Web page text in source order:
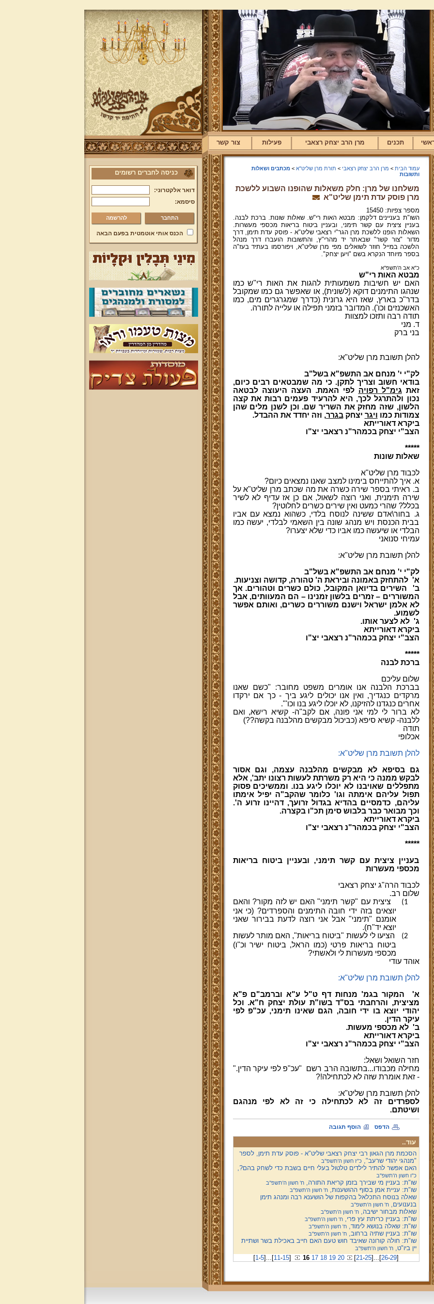
תכנים מרן הרב יצחק רצאבי פעילות צור קשר
עמוד הבית > מרן הרב יצחק רצאבי > תורת מרן שליט"א >מכתבים ושאלות
ותשובות
משלחנו של מרן: חלק משאלות שהופנו השבוע ללשכת
מרן פוסק עדת תימן שליט"א
מספר צפיות: 15450
השו"ת בעניינים דלקמן: מבטא האות רי"ש. שאלות שונות. ברכת לבנה.
בעניין ציצית עם קשר תימני, ובעניין ביטוח בריאות מכספי מעשרות.
השאלות הופנו ללשכת מרן הגר"י רצאבי שליט"א - פוסק עדת תימן, דרך
מדור "צור קשר" שבאתר יד מהרי"ץ, והתשובות הועברו דרך מנהל
הלשכה במייל חוזר לשואלים מפי מרן שליט"א, ויפורסמו בעתיד בעז"ה
בספר מיוחד הנקרא בשם "ויען יצחק".
כ"א אב ה'תשפ''א
מבטא האות רי"ש
האם יש חשיבות משמעותית להגות את האות רי"ש כמו
שנהגו התימנים דוקא (לשונית), או שאפשר גם כמו שמקובל
בדר"כ בארץ, שאז היא גרונית (כדרך שמגרגרים מים, כמו
האשכנזים וכו'). המדובר בזמני תפילה או עלייה לתורה.
תודה רבה ותזכו למצוות
ד. מני
בני ברק
להלן תשובת מרן שליט"א:
לק"י י' מנחם אב התשפ"א בשל"ב
בודאי חשוב וצריך לתקן. כי מה שמבטאים רבים כיום,
זאת גימ"ל רפויה לפי האמת. העצה היעוצה לבטאה
נכון ולהתרגל לכך, היא להרעיד פעמים רבות את קצה
הלשון, שזה מחזק את השריר שם. וכן לשנן מלים שהן
צמודות כמו ויגר יצחקבגרר, וזה יחדד את ההבדל.
ביקרא דאורייתא
הצב"י יצחק בכמהר"נ רצאבי יצ"ו
*****
שאלות שונות
לכבוד מרן שליט"א
א. איך להתייחס בימינו למצב שאנו נמצאים כיום?
ב. ראיתי בספר שירה כשרה את מה שכתב מרן שליט"א על
שירה תימנית, ואני רוצה לשאול, אם כן אז עדיף לא לשיר
בכלל? שהרי כמעט ואין שירים כשרים לחלוטין?
ג. בחור\אדם ששינה לנוסח בלדי, כשהוא נמצא עם אביו
בבית הכנסת ויש מנהג שונה בין השאמי לבלדי, יעשה כמו
הבלדי או שיעשה כמו אביו כדי שלא יצערו?
עמיחי סנואני
להלן תשובת מרן שליט"א:
לק"י י' מנחם אב התשפ"א בשל"ב
א' להתחזק באמונה וביראת ה' טהורה, קדושה וצניעות.
ב'
השירים בדיואן המקובל, כולם כשרים וטהורים. אך
המשוררים – זמרים בלשון זמנינו – הם המעוותים, אבל
לא אלמן ישראל וישנם משוררים כשרים, ואותם אפשר
לשמוע.
ג' לא לצער אותו.
ביקרא דאורייתא
הצב"י יצחק בכמהר"נ רצאבי יצ"ו
*****
ברכת לבנה
שלום עליכם
בברכת הלבנה אנו אומרים משפט מחובר: "כשם שאנו
מרקדים כנגדיך, ואין אנו יכולים ליגע ביך - כך אם ירקדו
אחרים כנגדנו להזיקנו, לא יוכלו ליגע בנו וכו'".
לא ברור לי למי אני פונה, אם לקב"ה- קשיא רישא, ואם
ללבנה- קשיא סיפא (כביכול מבקשים מהלבנה בקשה??)
תודה
אכלופי
להלן תשובת מרן שליט"א:
גם בסיפא לא מבקשים מהלבנה עצמה, וגם אסור
לבקש ממנה כי היא רק משרתת לעשות רצונו יתב', אלא
מתפללים שאויבנו לא יוכלו ליגע בנו. וממשיכים פסוק
תפול עליהם אימתה וגו' כלומר שהקב"ה יפיל אימתו
עליהם, כדמסיים בהדיא בגדול זרועך, דהיינו זרוע ה'.
וכך מבואר כבר בלבוש סימן תכ"ו בקצרה.
ביקרא דאורייתא
הצב"י יצחק בכמהר"נ רצאבי יצ"ו
*****
בעניין ציצית עם קשר תימני, ובעניין ביטוח בריאות
מכספי מעשרות
לכבוד הרה"ג יצחק רצאבי
שלום רב.
1)
ציצית עם "קשר תימני" האם יש לזה מקור? והאם
יוצאים בזה ידי חובה התימנים והספרדים? (כי אני
אומנם "תימני" אבל אני רוצה לדעת בבירור שאני
יוצא יד"ח).
2)
הציעו לי לעשות "ביטוח בריאות", האם מותר לעשות
ביטוח בריאות פרטי (כמו הראל, ביטוח ישיר וכ"ו)
מכספי מעשרות לי ולאשתי?
אוהד עודי
להלן תשובת מרן שליט"א:
א'
המקור בגמ' מנחות דף ט"ל ע"א וברמב"ם פ"א
מציצית, והרחבתי בס"ד בשו"ת עולת יצחק ח"א. וכל
יהודי יוצא בו ידי חובה, הגם שאינו תימני, עכ"פ לפי
עיקר הדין.
ב' לא מכספי מעשות.
ביקרא דאורייתא
הצב"י יצחק בכמהר"נ רצאבי יצ"ו
חזר השואל ושאל:
מחילה מכבודו...בתשובה הרב רשם
"עכ"פ לפי עיקר הדין."
- זאת אומרת שזה לא לכתחילה!?
להלן תשובת מרן שליט"א:
לספרדים זה לא לכתחילה כי זה לא לפי מנהגם
ושיטתם.
הדפס הוסף תגובה
עוד..
הסכמת מרן הגאון רבי יצחק רצאבי שליט"א - פוסק עדת תימן, לספר
"מנהגי יהודי שרעב",כ"ז חשון ה'תשפ''ב
האם אפשר להתיר לילדים טלטול בעלי חיים בשבת כדי לשחק בהם?,
כ"ו חשון ה'תשפ''ב
שו"ת: בעניין מי שבירך בזמן קריאת התורה,ח' חשון ה'תשפ''ב
שו"ת: עניית אמן בסוף ההושענות,ח' חשון ה'תשפ''ב
שאלה בנוסח התכלאל בהקפות של הושענא רבה ומנהג תימן
בנענועים,ח' חשון ה'תשפ''ב
שאלות מבחור ישיבה,ח' חשון ה'תשפ''ב
שו"ת: בעניין כריתת עץ פרי,ח' חשון ה'תשפ''ב
שו"ת: שאלה בנושא לימוד,ח' חשון ה'תשפ''ב
שו"ת: בעניין שתיה ברחוב,ח' חשון ה'תשפ''ב
שו"ת: חולה קורונה שאיבד חוש טעם האם חייב באכילת בשר ושתיית
יין ביו"ט,ח' חשון ה'תשפ''ב
[1-5] ... [11-15] 16 17 18 19 20 [21-25] ... [26-29]
כניסה לחברים רשומים
דואר אלקטרוני:
סיסמא:
להרשמה
הכנס אותי אוטמטית בפעם הבאה